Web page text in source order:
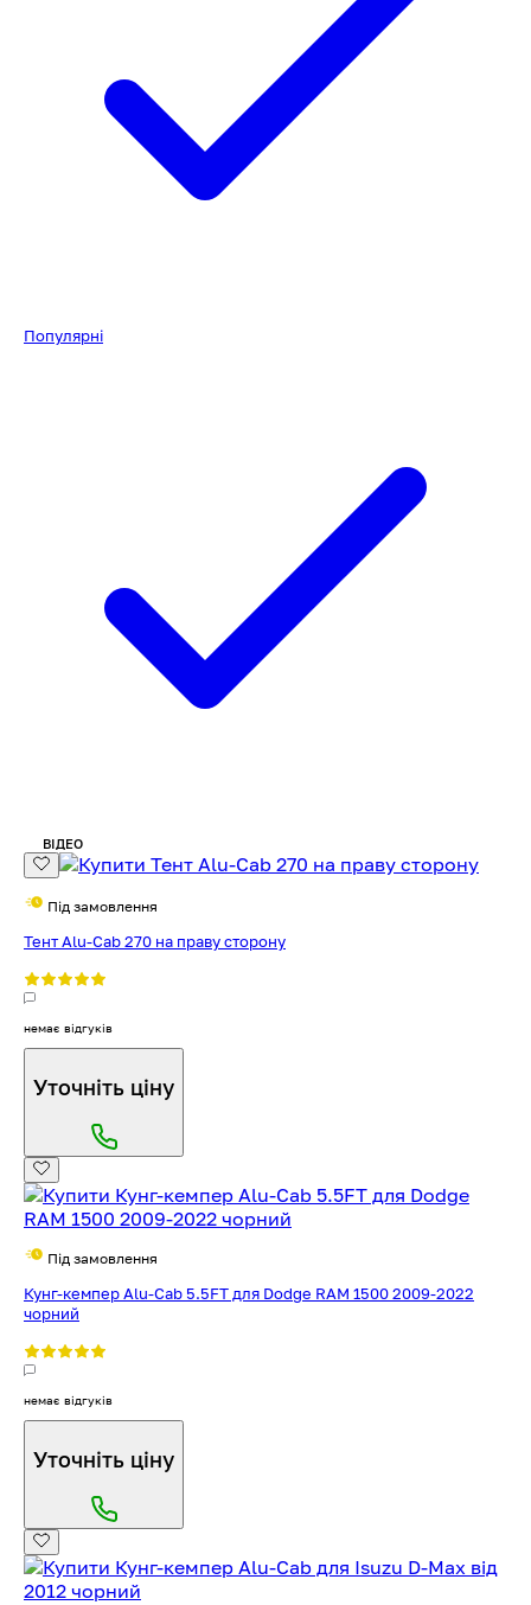
Популярні
ВІДЕО
Під замовлення
Тент Alu-Cab 270 на праву сторону
немає відгуків
Уточніть ціну
Під замовлення
Кунг-кемпер Alu-Cab 5.5FT для Dodge RAM 1500 2009-2022
чорний
немає відгуків
Уточніть ціну